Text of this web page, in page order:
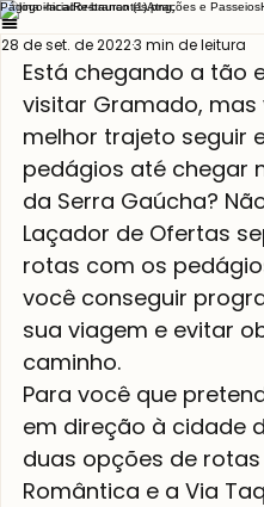
Página inicialRestaurantesAtrações e Passeios
28 de set. de 20223 min de leitura
Está chegando a tão
visitar Gramado,
melhor trajeto seguir
pedágios até chegar
da Serra Gaúcha?
Laçador de Ofertas
rotas com os
você conseguir
sua viagem e evitar
caminho.
Para você que
em direção à cidade
duas opções de
Romântica e a Via